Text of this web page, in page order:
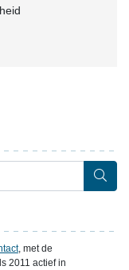
, met de
2011 actief in